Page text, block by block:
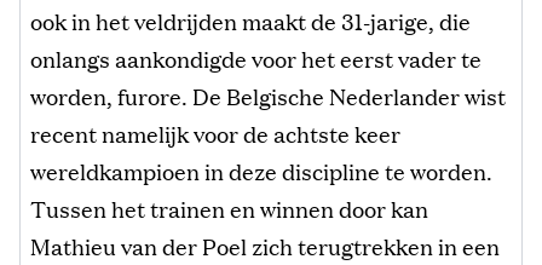
ook in het veldrijden maakt de 31-jarige, die
onlangs aankondigde voor het eerst vader te
worden, furore. De Belgische Nederlander wist
recent namelijk voor de achtste keer
wereldkampioen in deze discipline te worden.
Tussen het trainen en winnen door kan
Mathieu van der Poel zich terugtrekken in een